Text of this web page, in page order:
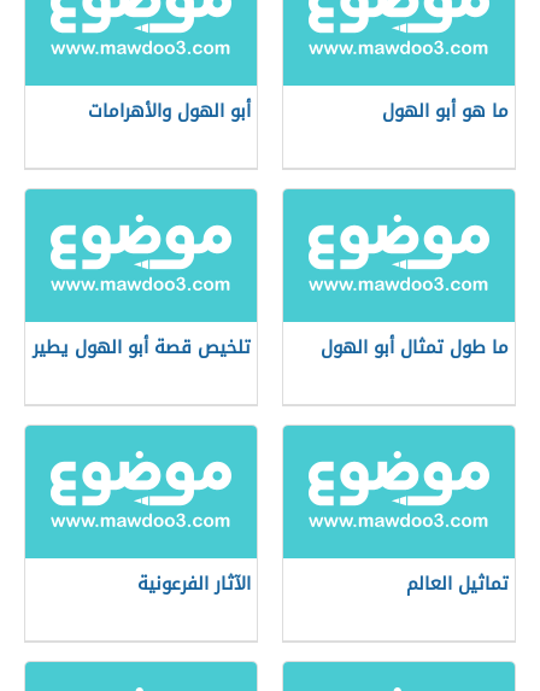
ما هو أبو الهول أبو الهول والأهرامات
ما طول تمثال أبو الهول تلخيص قصة أبو الهول يطير
تماثيل العالم الآثار الفرعونية